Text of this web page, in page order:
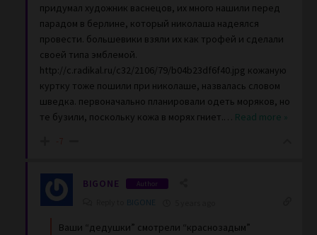
придумал художник васнецов, их много нашили перед
парадом в берлине, который николаша надеялся
провести. большевики взяли их как трофей и сделали
своей типа эмблемой.
http://c.radikal.ru/c32/2106/79/b04b23df6f40.jpg кожаную
куртку тоже пошили при николаше, назвалась словом
шведка. первоначально планировали одеть моряков, но
те бузили, поскольку кожа в морях гниет.… Read more »
-7
BIGONE Author
BIGONE
Ваши “дедушки” смотрели “краснозадым”